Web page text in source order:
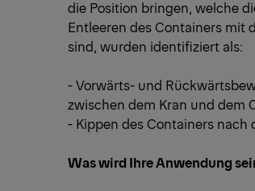
die Position bringen, welche
Entleeren des Containers mit
sind, wurden identifiziert als:
- Vorwärts- und
zwischen dem Kran und dem
- Kippen des Containers
Was wird Ihre Anwendung